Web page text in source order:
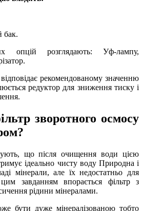
бак.
опцій розглядають: Уф-лампу,
рекомендованому значенню
редуктор для зниження тиску і
зворотного осмосу
що після очищення води цією
ідеально чисту воду Природна і
мінерали, але їх недостатньо для
завданням впорається фільтр з
рідини мінералами.
бути дуже мінералізованою тобто